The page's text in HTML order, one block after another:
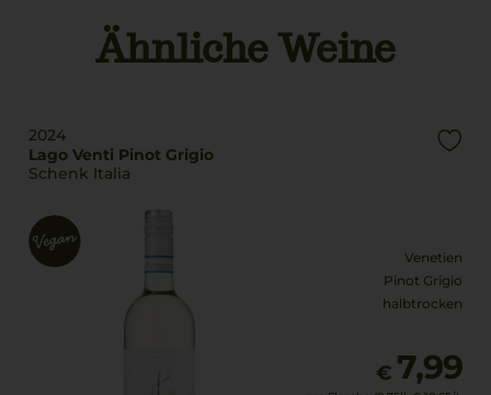
Ähnliche Weine
2024
Lago Venti Pinot Grigio
Schenk Italia
Venetien
Pinot Grigio
halbtrocken
€ 7,99